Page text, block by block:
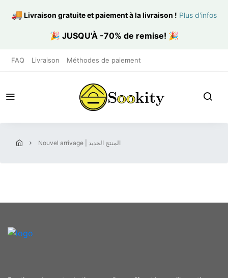
🚚 Livraison gratuite et paiement à la livraison ! Plus d'infos
🎉 JUSQU'À -70% de remise! 🎉
FAQ Livraison Méthodes de paiement
nouvel arrivage | المنتج الجديد